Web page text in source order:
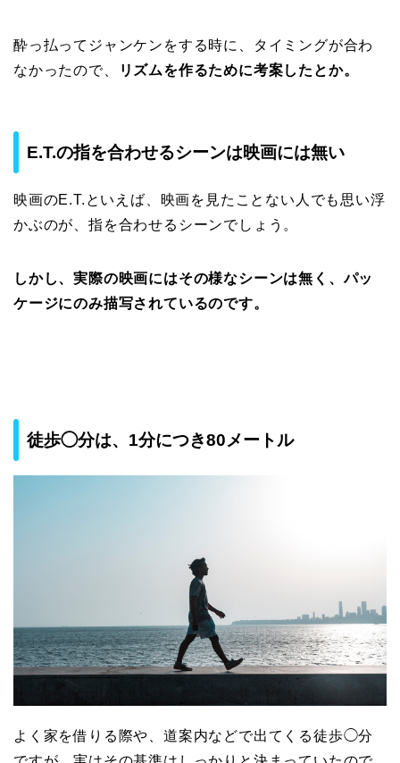
酔っ払ってジャンケンをする時に、タイミングが合わ
なかったので、
リズムを作るために考案したとか。
E.T.の指を合わせるシーンは映画には無い
映画のE.T.といえば、映画を見たことない人でも思い浮
かぶのが、指を合わせるシーンでしょう。
しかし、実際の映画にはその様なシーンは無く、パッ
ケージにのみ描写されているのです。
徒歩◯分は、1分につき80メートル
よく家を借りる際や、道案内などで出てくる徒歩◯分